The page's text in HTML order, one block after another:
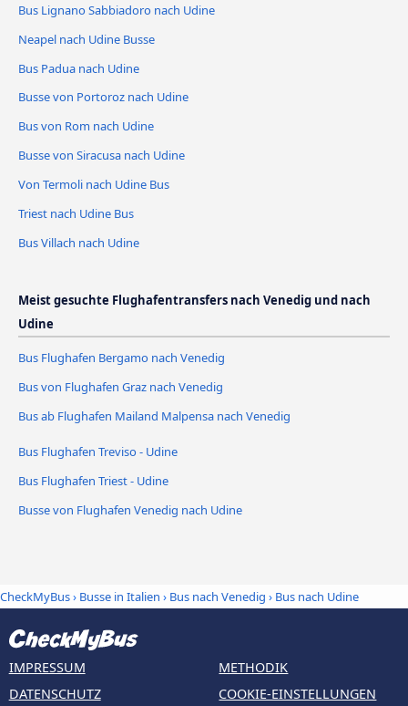
Bus Lignano Sabbiadoro nach Udine
Neapel nach Udine Busse
Bus Padua nach Udine
Busse von Portoroz nach Udine
Bus von Rom nach Udine
Busse von Siracusa nach Udine
Von Termoli nach Udine Bus
Triest nach Udine Bus
Bus Villach nach Udine
Meist gesuchte Flughafentransfers nach Venedig und nach
Udine
Bus Flughafen Bergamo nach Venedig
Bus von Flughafen Graz nach Venedig
Bus ab Flughafen Mailand Malpensa nach Venedig
Bus Flughafen Treviso - Udine
Bus Flughafen Triest - Udine
Busse von Flughafen Venedig nach Udine
CheckMyBus› Busse in Italien › Bus nach Venedig › Bus nach Udine
IMPRESSUM
DATENSCHUTZ
METHODIK
COOKIE-EINSTELLUNGEN